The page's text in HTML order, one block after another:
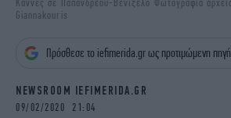
iBOOKS
ΖΩΔΙΑ
MEDIA
NEWSLETTER
Κάννες σε Παπανδρέου-Βενιζέλο Φωτογραφία
Giannakouris
Πρόσθεσε το iefimerida.gr ως προτιμώμενη
NEWSROOM IEFIMERIDA.GR
09/02/2020 21:04